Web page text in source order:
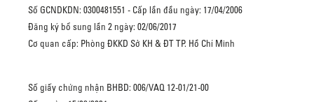
Số GCNDKDN: 0300481551 - Cấp lần đầu ngày: 17/04/2006
Đăng ký bổ sung lần 2 ngày: 02/06/2017
Cơ quan cấp: Phòng ĐKKD Sở KH & ĐT TP. Hồ Chí Minh
Số giấy chứng nhận BHBD: 006/VAQ 12-01/21-00